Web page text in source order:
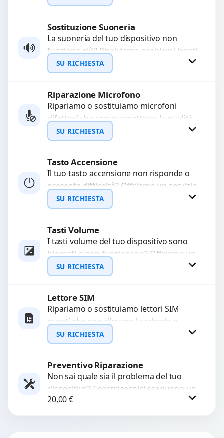
Sostituiamo la...
Richiedi Preventivo
WhatsApp
Sostituzione Suoneria
La suoneria del tuo dispositivo non
funziona più? Risolviamo problemi legati
a moduli audio difettosi con interventi
precisi e componenti...
SU RICHIESTA
Richiedi Preventivo
WhatsApp
Riparazione Microfono
Ripariamo o sostituiamo microfoni
difettosi che compromettono la qualità
audio delle registrazioni o delle
chiamate. Diagnosi accurata e ricambi
SU RICHIESTA
Richiedi Preventivo
WhatsApp
Tasto Accensione
Il tuo tasto accensione non risponde o
presenta difficoltà? Offriamo un servizio
professionale di riparazione o
sostituzione utilizzando componenti di...
SU RICHIESTA
Richiedi Preventivo
WhatsApp
Tasti Volume
I tasti volume del tuo dispositivo sono
bloccati o non funzionano? Offriamo un
servizio di riparazione o sostituzione
con ricambi...
SU RICHIESTA
Richiedi Preventivo
WhatsApp
Lettore SIM
Ripariamo o sostituiamo lettori SIM
guasti che non rilevano la scheda o
interrompono il segnale. Utilizziamo
ricambi testati e garantiti...
SU RICHIESTA
Richiedi Preventivo
WhatsApp
Preventivo Riparazione
Non sai quale sia il problema del tuo
dispositivo? I nostri tecnici eseguono un
check-up completo con strumenti
avanzati per...
20,00€